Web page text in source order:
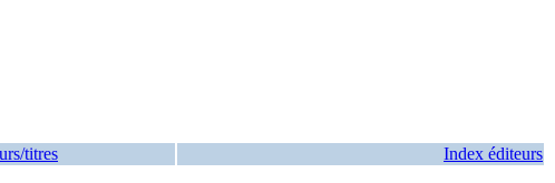
titres Index éditeurs